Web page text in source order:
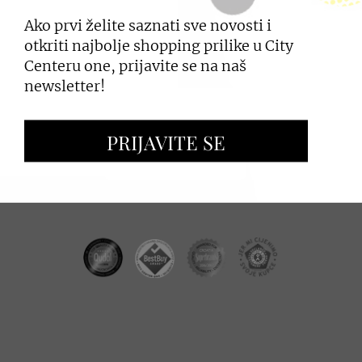
PRIJAVI SE
ZAKUP PROSTORA
OGLAŠAVANJE I PROMOCIJE
Ako prvi želite saznati sve novosti i
otkriti najbolje shopping prilike u City
Centeru one, prijavite se na naš
newsletter!
PRIJAVITE SE